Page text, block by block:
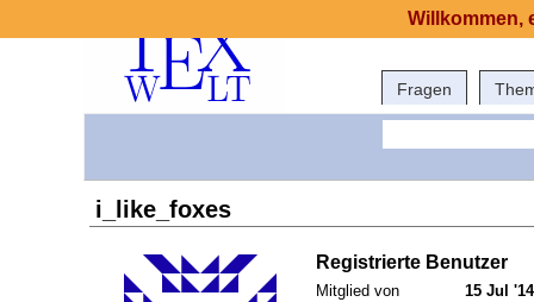
Fragen
i_like_foxes
Registrierte Benutzer
Mitglied von
15 Jul
Willkommen,